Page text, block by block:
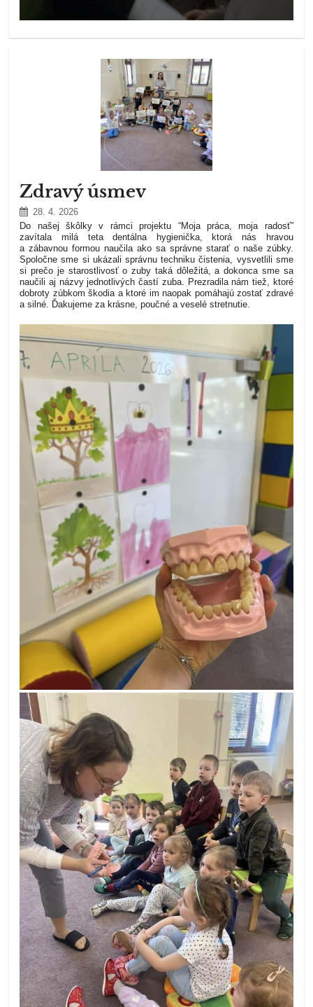
Zdravý úsmev
28. 4. 2026
Do našej škôlky v rámci projektu “Moja práca, moja radosť”
zavítala milá teta dentálna hygienička, ktorá nás hravou
a zábavnou formou naučila ako sa správne starať o naše zúbky.
Spoločne sme si ukázali správnu techniku čistenia, vysvetlili sme
si prečo je starostlivosť o zuby taká dôležitá, a dokonca sme sa
naučili aj názvy jednotlivých častí zuba. Prezradila nám tiež, ktoré
dobroty zúbkom škodia a ktoré im naopak pomáhajú zostať zdravé
a silné. Ďakujeme za krásne, poučné a veselé stretnutie.